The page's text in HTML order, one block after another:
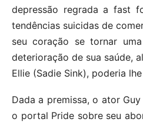
depressão regrada a fast
tendências suicidas de
seu coração se tornar
deterioração de sua saúde,
Ellie (Sadie Sink), poderia
Dada a premissa, o ator
o portal Pride sobre seu